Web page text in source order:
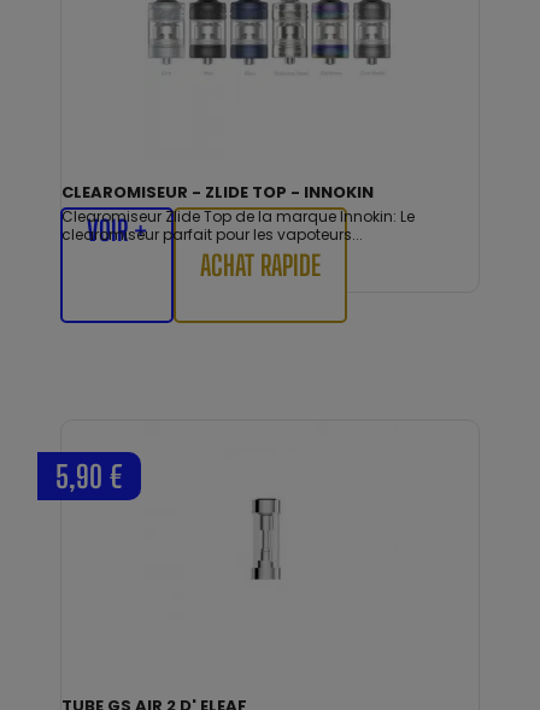
CLEAROMISEUR - ZLIDE TOP - INNOKIN
Clearomiseur Zlide Top de la marque Innokin: Le
clearomiseur parfait pour les vapoteurs...
VOIR +
ACHAT RAPIDE
5,90 €